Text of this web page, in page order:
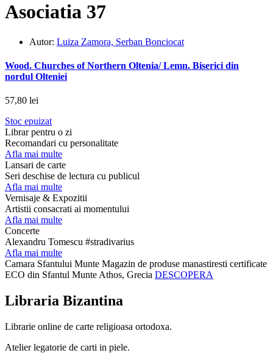
Asociatia 37
Autor: Luiza Zamora, Serban Bonciocat
Wood. Churches of Northern Oltenia/ Lemn. Biserici din
nordul Olteniei
57,80 lei
Stoc epuizat
Librar pentru o zi
Recomandari cu personalitate
Afla mai multe
Lansari de carte
Seri deschise de lectura cu publicul
Afla mai multe
Vernisaje & Expozitii
Artistii consacrati ai momentului
Afla mai multe
Concerte
Alexandru Tomescu #stradivarius
Afla mai multe
Camara Sfantului Munte Magazin de produse manastiresti certificate
ECO din Sfantul Munte Athos, Grecia DESCOPERA
Libraria Bizantina
Librarie online de carte religioasa ortodoxa.
Atelier legatorie de carti in piele.